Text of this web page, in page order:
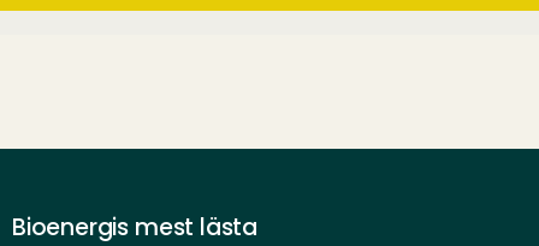
Bioenergis mest lästa